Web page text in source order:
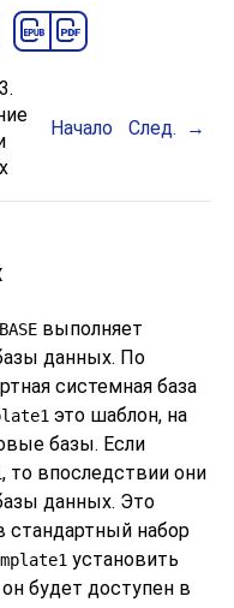
Начало След.
выполняет
данных. По
системная база
это шаблон, на
базы. Если
, то впоследствии они
данных. Это
стандартный набор
установить
он будет доступен в